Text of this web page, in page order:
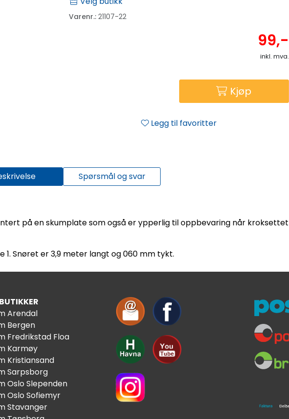
Varenr.: 21107-22
99,-
inkl. mva.
Kjøp
Legg til favoritter
Spørsmål og svar
på en skumplate som også er ypperlig til oppbevaring når kroksettet
Snøret er 3,9 meter langt og 060 mm tykt.
Arendal
Bergen
Fredrikstad Floa
Karmøy
Kristiansand
Sarpsborg
Oslo Slependen
Oslo Sofiemyr
Stavanger